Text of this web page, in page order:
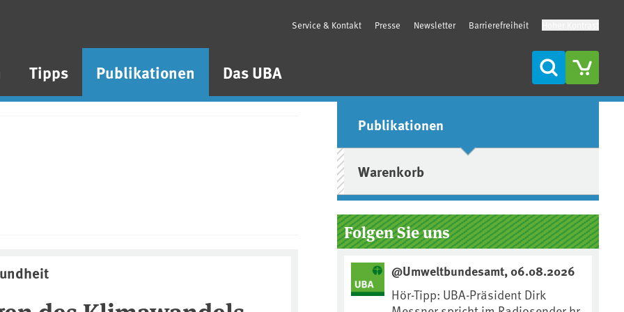
Tipps Publikationen Das UBA
Service & Kontakt Presse Newsletter Barrierefreiheit
Suche
Seitenleiste
Publikationen
Warenkorb
Folgen Sie uns
@Umweltbundesamt, 06.08.2026
Hör-Tipp: UBA-Präsident Dirk